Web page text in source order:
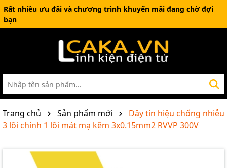
Rất nhiều ưu đãi và chương trình khuyến mãi đang chờ đợi
bạn
Trang chủ Sản phẩm mới
Dây tín hiệu chống nhiễu
3 lõi chính 1 lõi mát mạ kẽm 3x0.15mm2 RVVP 300V